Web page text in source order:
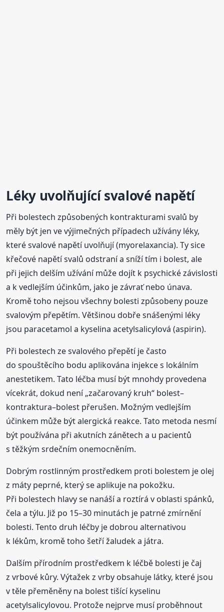
Léky uvolňující svalové napětí
Při bolestech způsobených kontrakturami svalů by
měly být jen ve výjimečných případech užívány léky,
které svalové napětí uvolňují (myorelaxancia). Ty sice
křečové napětí svalů odstraní a sníží tím i bolest, ale
při jejich delším užívání může dojít k psychické závislosti
a k vedlejším účinkům, jako je závrať nebo únava.
Kromě toho nejsou všechny bolesti způsobeny pouze
svalovým přepětím. Většinou dobře snášenými léky
jsou paracetamol a kyselina acetylsalicylová (aspirin).
Při bolestech ze svalového přepětí je často
do spouštěcího bodu aplikována injekce s lokálním
anestetikem. Tato léčba musí být mnohdy provedena
vícekrát, dokud není „začarovaný kruh“ bolest–
kontraktura–bolest přerušen. Možným vedlejším
účinkem může být alergická reakce. Tato metoda nesmí
být používána při akutních zánětech a u pacientů
s těžkým srdečním onemocněním.
Dobrým rostlinným prostředkem proti bolestem je olej
z máty peprné, který se aplikuje na pokožku.
Při bolestech hlavy se nanáší a roztírá v oblasti spánků,
čela a týlu. Již po 15–30 minutách je patrné zmírnění
bolesti. Tento druh léčby je dobrou alternativou
k lékům, kromě toho šetří žaludek a játra.
Dalším přírodním prostředkem k léčbě bolesti je čaj
z vrbové kůry. Výtažek z vrby obsahuje látky, které jsou
v těle přeměněny na bolest tišící kyselinu
acetylsalicylovou. Protože nejprve musí proběhnout